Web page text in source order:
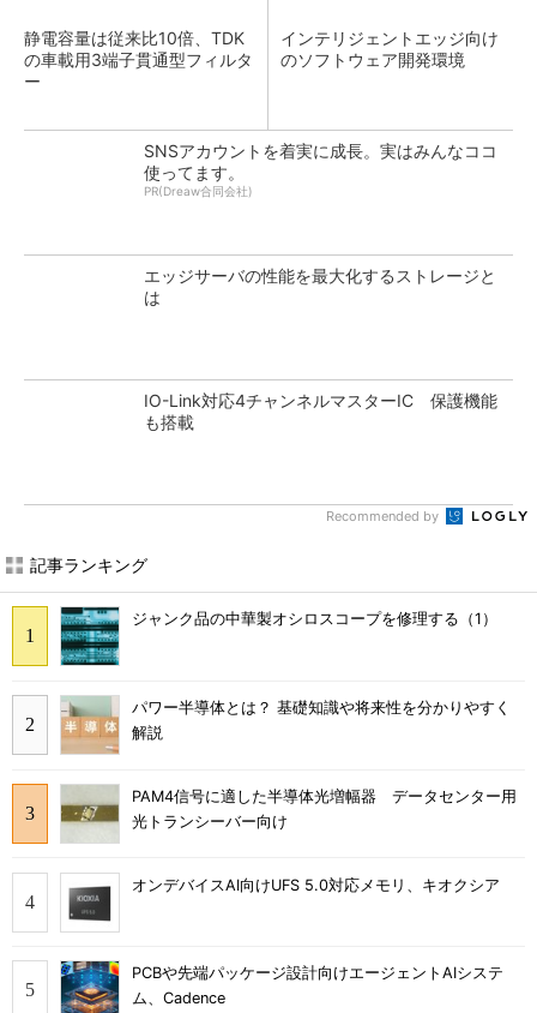
静電容量は従来比10倍、TDK
の車載用3端子貫通型フィルタ
ー
インテリジェントエッジ向け
のソフトウェア開発環境
SNSアカウントを着実に成長。実はみんなココ
使ってます。
PR(Dreaw合同会社)
エッジサーバの性能を最大化するストレージと
は
IO-Link対応4チャンネルマスターIC 保護機能
も搭載
Recommended by
記事ランキング
ジャンク品の中華製オシロスコープを修理する（1）
パワー半導体とは？ 基礎知識や将来性を分かりやすく
解説
PAM4信号に適した半導体光増幅器 データセンター用
光トランシーバー向け
オンデバイスAI向けUFS 5.0対応メモリ、キオクシア
PCBや先端パッケージ設計向けエージェントAIシステ
ム、Cadence